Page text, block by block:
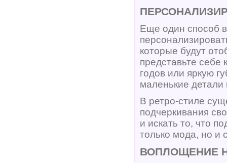
Еще один способ
которые будут
представьте себе
годов или яркую
маленькие детали
В ретро-стиле
подчеркивания
и искать то, что
только мода, но и
ВОПЛОЩЕНИЕ